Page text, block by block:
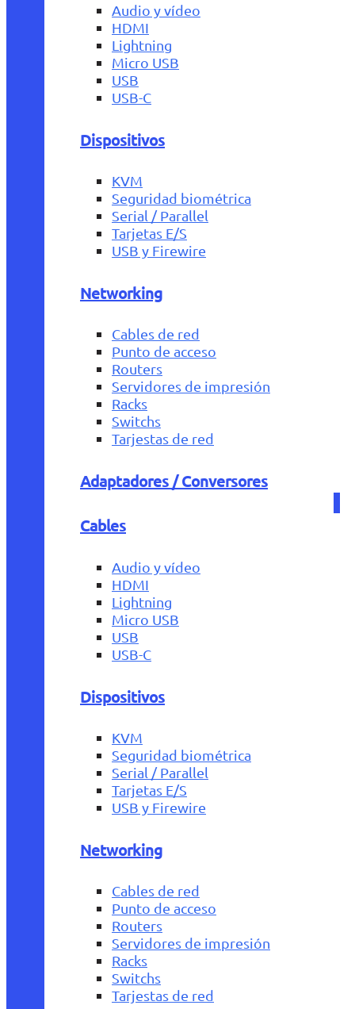
Audio y vídeo
HDMI
Lightning
Micro USB
USB
USB-C
Dispositivos
KVM
Seguridad biométrica
Serial / Parallel
Tarjetas E/S
USB y Firewire
Networking
Cables de red
Punto de acceso
Routers
Servidores de impresión
Racks
Switchs
Tarjestas de red
Adaptadores / Conversores
Cables
Audio y vídeo
HDMI
Lightning
Micro USB
USB
USB-C
Dispositivos
KVM
Seguridad biométrica
Serial / Parallel
Tarjetas E/S
USB y Firewire
Networking
Cables de red
Punto de acceso
Routers
Servidores de impresión
Racks
Switchs
Tarjestas de red